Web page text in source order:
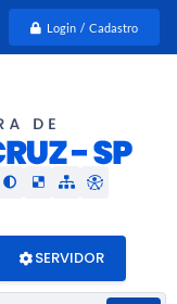
Login / Cadastro
SERVIDOR